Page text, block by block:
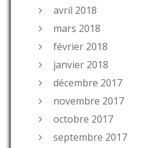
avril 2018
mars 2018
février 2018
janvier 2018
décembre 2017
novembre 2017
octobre 2017
septembre 2017